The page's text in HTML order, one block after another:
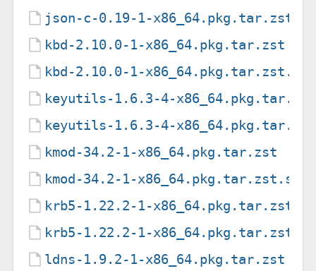
json-c-0.19-1-
kbd-2.10.0-1-x86_64.pkg.tar.zst
kbd-2.10.0-1-x86_64.pkg.tar.zst.sig
keyutils-1.6.3-4-x86_64.pkg.tar.zst
keyutils-1.6.3-4-
kmod-34.2-1-x86_64.pkg.tar.zst
kmod-34.2-1-x86_64.pkg.tar.zst.sig
krb5-1.22.2-1-x86_64.pkg.tar.zst
krb5-1.22.2-1-
ldns-1.9.2-1-x86_64.pkg.tar.zst